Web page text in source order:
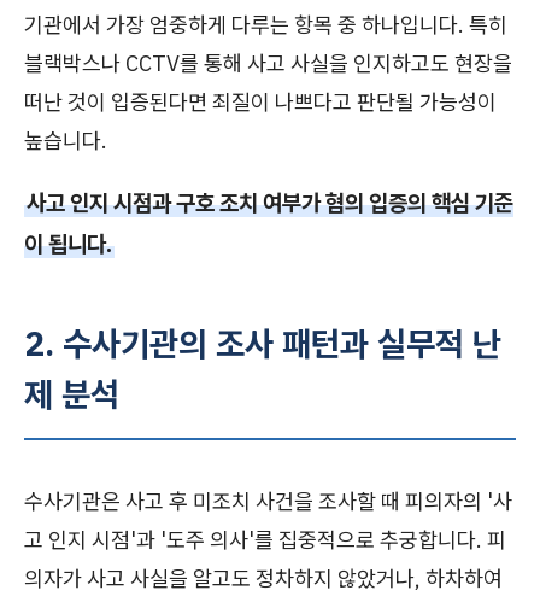
기관에서 가장 엄중하게 다루는 항목 중 하나입니다. 특히
블랙박스나 CCTV를 통해 사고 사실을 인지하고도 현장을
떠난 것이 입증된다면 죄질이 나쁘다고 판단될 가능성이
높습니다.
사고 인지 시점과 구호 조치 여부가 혐의 입증의 핵심 기준
이 됩니다.
2. 수사기관의 조사 패턴과 실무적 난
제 분석
수사기관은 사고 후 미조치 사건을 조사할 때 피의자의 '사
고 인지 시점'과 '도주 의사'를 집중적으로 추궁합니다. 피
의자가 사고 사실을 알고도 정차하지 않았거나, 하차하여